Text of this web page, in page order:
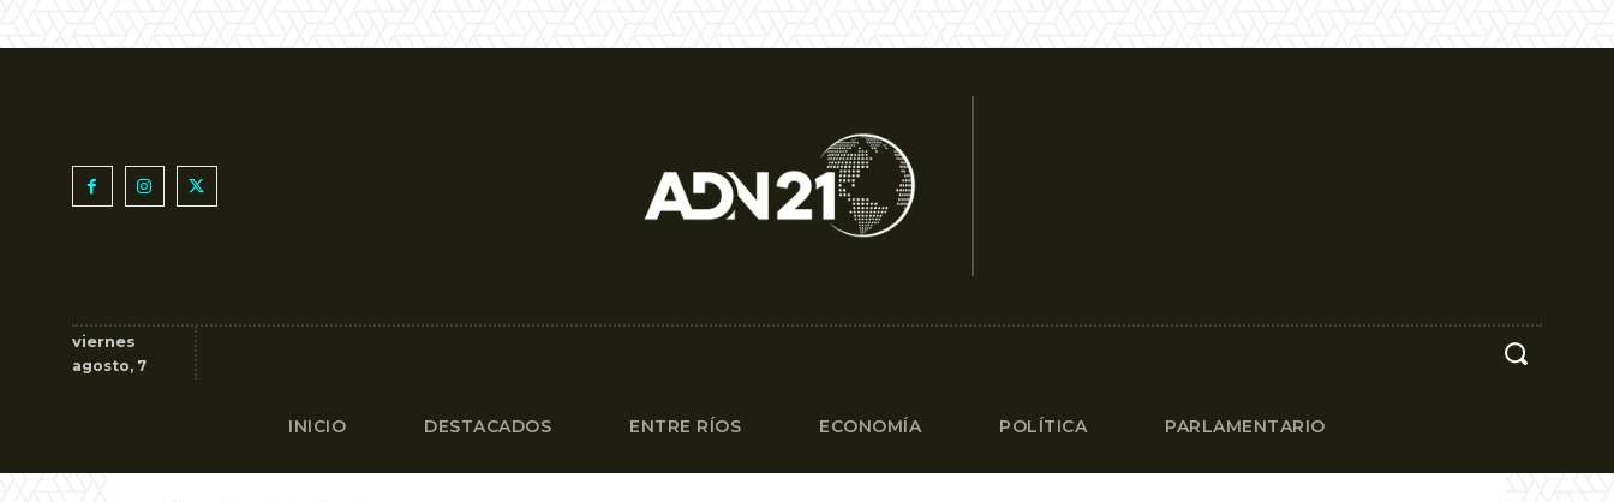
viernes
agosto, 7
INICIO DESTACADOS ENTRE RÍOS ECONOMÍA POLÍTICA PARLAMENTARIO